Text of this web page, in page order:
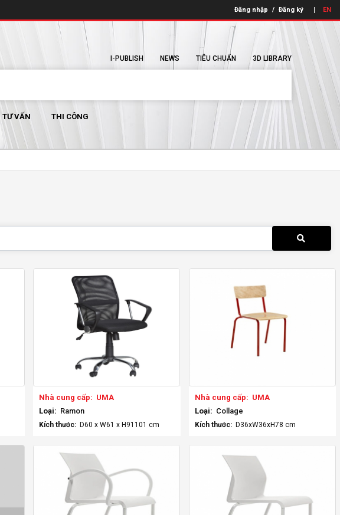
Đăng nhập / Đăng ký EN
I-PUBLISH NEWS TIÊU CHUẨN 3D LIBRARY
TƯ VẤN THI CÔNG
Nhà cung cấp: UMA
Loại: Ramon
Kích thước: D60 x W61 x H91101 cm
Nhà cung cấp: UMA
Loại: Collage
Kích thước: D36xW36xH78 cm